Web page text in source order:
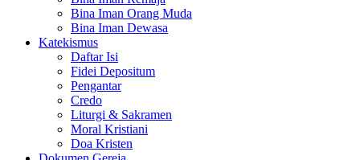
Bina Iman Orang Muda
Bina Iman Dewasa
Katekismus
Daftar Isi
Fidei Depositum
Pengantar
Credo
Liturgi & Sakramen
Moral Kristiani
Doa Kristen